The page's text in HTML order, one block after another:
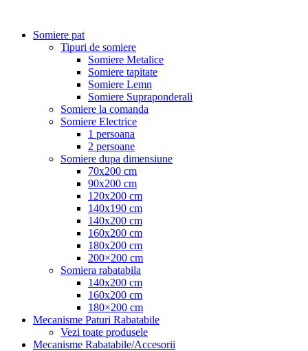
Somiere pat
Tipuri de somiere
Somiere Metalice
Somiere tapitate
Somiere Lemn
Somiere Supraponderali
Somiere la comanda
Somiere Electrice
1 persoana
2 persoane
Somiere dupa dimensiune
70x200 cm
90x200 cm
120x200 cm
140x190 cm
140x200 cm
160x200 cm
180x200 cm
200×200 cm
Somiera rabatabila
140x200 cm
160x200 cm
180×200 cm
Mecanisme Paturi Rabatabile
Vezi toate produsele
Mecanisme Rabatabile/Accesorii